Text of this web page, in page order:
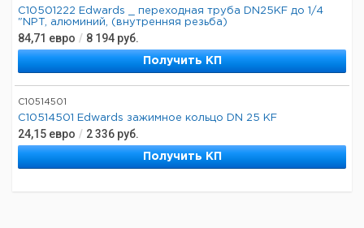
C10501222 Edwards _ переходная труба DN25KF до 1/4
"NPT, алюминий, (внутренняя резьба)
84,71 евро / 8 194 руб.
Получить КП
C10514501
C10514501 Edwards зажимное кольцо DN 25 KF
24,15 евро / 2 336 руб.
Получить КП